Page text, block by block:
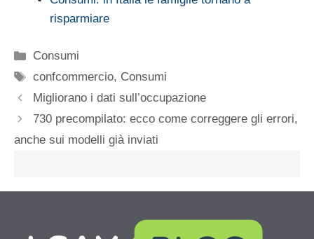
risparmiare
Categorie
Consumi
Tag
confcommercio, Consumi
Migliorano i dati sull’occupazione
730 precompilato: ecco come correggere gli errori,
anche sui modelli già inviati